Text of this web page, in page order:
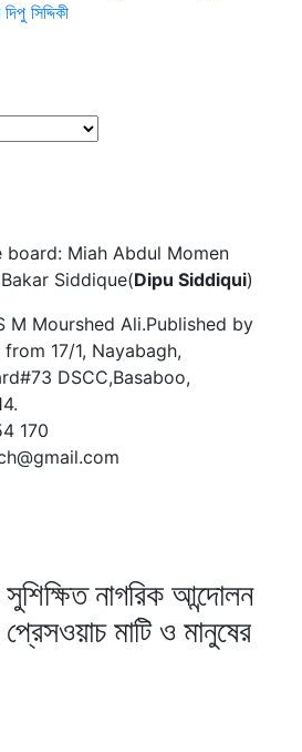
সিদ্দিকী
board: Miah Abdul Momen
Siddique(Dipu Siddiqui)
M Mourshed Ali.Published by
17/1, Nayabagh,
DSCC,Basaboo,
170
নাগরিক আন্দোলন
মাটি ও মানুষের